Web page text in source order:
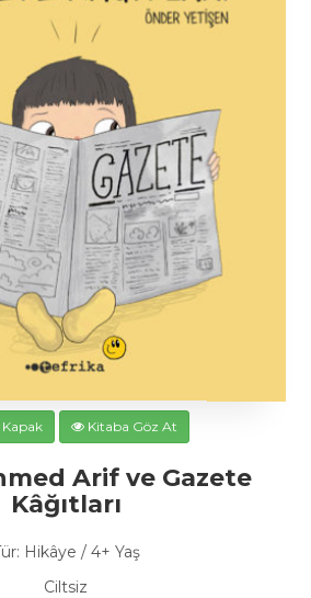
Kitaba Göz At
Arif ve Gazete
Kâğıtları
Hikâye / 4+ Yaş
Ciltsiz